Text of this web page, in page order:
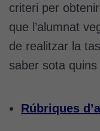
criteri per
que l’alumnat
de realitzar la
saber sota
Rúbriques